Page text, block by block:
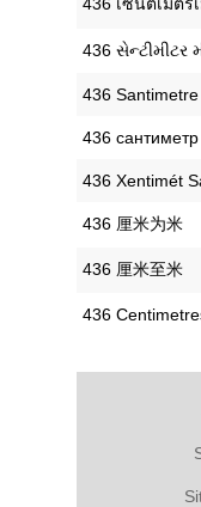
‎436 સેન્ટીમીટર
‎436
‎436
‎436 Xentimét
‎436 厘米为米
‎436 厘米至米
‎436